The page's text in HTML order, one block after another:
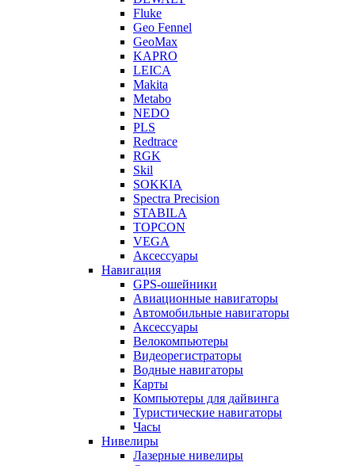
Fluke
Geo Fennel
GeoMax
KAPRO
LEICA
Makita
Metabo
NEDO
PLS
Redtrace
RGK
Skil
SOKKIA
Spectra Precision
STABILA
TOPCON
VEGA
Аксессуары
Навигация
GPS-ошейники
Авиационные навигаторы
Автомобильные навигаторы
Аксессуары
Велокомпьютеры
Видеорегистраторы
Водные навигаторы
Карты
Компьютеры для дайвинга
Туристические навигаторы
Часы
Нивелиры
Лазерные нивелиры